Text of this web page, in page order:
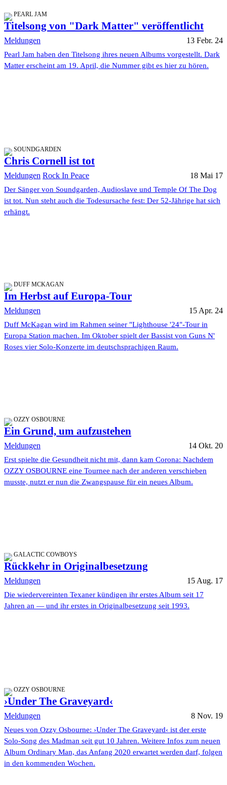
PEARL JAM
Titelsong von "Dark Matter" veröffentlicht
Meldungen 13 Febr. 24
Pearl Jam haben den Titelsong ihres neuen Albums vorgestellt. Dark
Matter erscheint am 19. April, die Nummer gibt es hier zu hören.
SOUNDGARDEN
Chris Cornell ist tot
Meldungen Rock In Peace 18 Mai 17
Der Sänger von Soundgarden, Audioslave und Temple Of The Dog
ist tot. Nun steht auch die Todesursache fest: Der 52-Jährige hat sich
erhängt.
DUFF MCKAGAN
Im Herbst auf Europa-Tour
Meldungen 15 Apr. 24
Duff McKagan wird im Rahmen seiner "Lighthouse '24"-Tour in
Europa Station machen. Im Oktober spielt der Bassist von Guns N'
Roses vier Solo-Konzerte im deutschsprachigen Raum.
OZZY OSBOURNE
Ein Grund, um aufzustehen
Meldungen 14 Okt. 20
Erst spielte die Gesundheit nicht mit, dann kam Corona: Nachdem
OZZY OSBOURNE eine Tournee nach der anderen verschieben
musste, nutzt er nun die Zwangspause für ein neues Album.
GALACTIC COWBOYS
Rückkehr in Originalbesetzung
Meldungen 15 Aug. 17
Die wiedervereinten Texaner kündigen ihr erstes Album seit 17
Jahren an — und ihr erstes in Originalbesetzung seit 1993.
OZZY OSBOURNE
›Under The Graveyard‹
Meldungen 8 Nov. 19
Neues von Ozzy Osbourne: ›Under The Graveyard‹ ist der erste
Solo-Song des Madman seit gut 10 Jahren. Weitere Infos zum neuen
Album Ordinary Man, das Anfang 2020 erwartet werden darf, folgen
in den kommenden Wochen.